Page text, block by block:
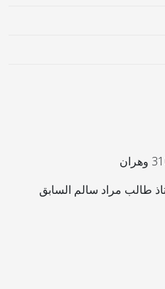
طالب مراد سالم السابق